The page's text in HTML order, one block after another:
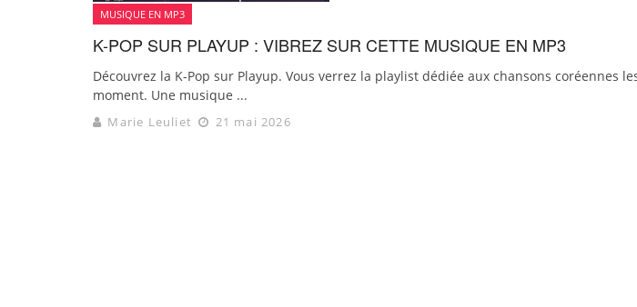
MUSIQUE EN MP3
K-POP SUR PLAYUP : VIBREZ SUR CETTE MUSIQUE EN MP3
Découvrez la K-Pop sur Playup. Vous verrez la playlist dédiée aux chansons coréennes
moment. Une musique ...
Marie Leuliet 21 mai 2026